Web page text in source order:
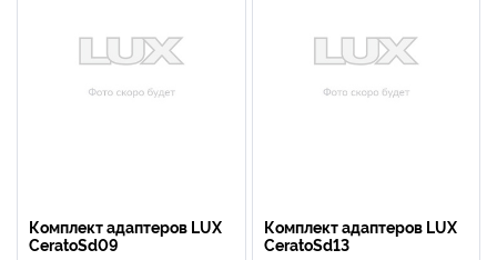
Комплект адаптеров LUX
CeratoSd09
Комплект адаптеров LUX
CeratoSd13